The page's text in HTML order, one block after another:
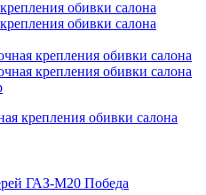
крепления обивки салона